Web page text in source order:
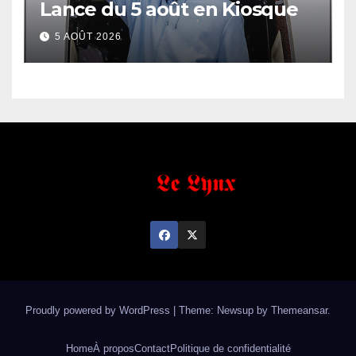
Lance du 5 août en Kiosque
5 AOÛT 2026
Proudly powered by WordPress Theme: Newsup by Themeansar.
HomeÀ proposContactPolitique de confidentialité